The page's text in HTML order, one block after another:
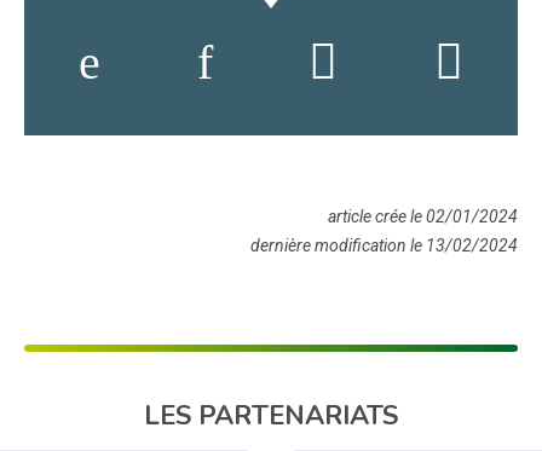
article crée le 02/01/2024
dernière modification le 13/02/2024
LES PARTENARIATS